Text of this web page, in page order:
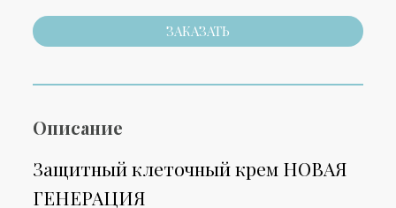
ЗАКАЗАТЬ
Описание
Защитный клеточный крем НОВАЯ
ГЕНЕРАЦИЯ